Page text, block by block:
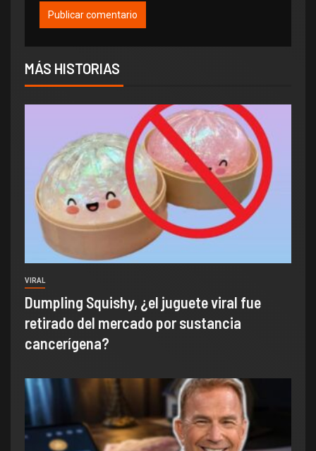
MÁS HISTORIAS
VIRAL
Dumpling Squishy, ¿el juguete viral fue
retirado del mercado por sustancia
cancerígena?